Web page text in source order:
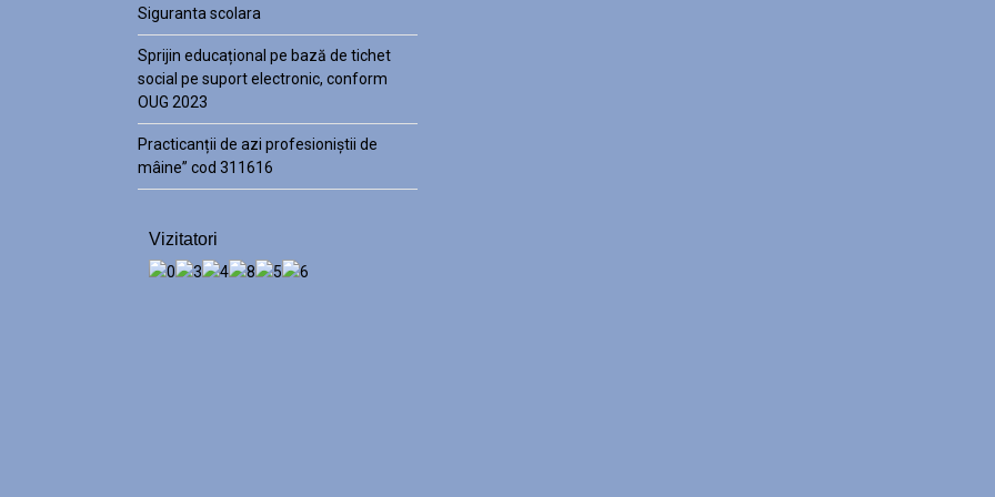
Siguranta scolara
Sprijin educațional pe bază de tichet
social pe suport electronic, conform
OUG 2023
Practicanții de azi profesioniștii de
mâine” cod 311616
Vizitatori